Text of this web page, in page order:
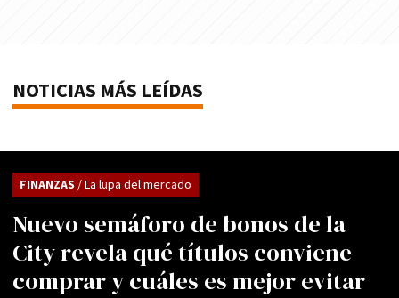
NOTICIAS MÁS LEÍDAS
Nuevo semáforo de bonos de la
City revela qué títulos conviene
comprar y cuáles es mejor evitar
FINANZAS / La lupa del mercado